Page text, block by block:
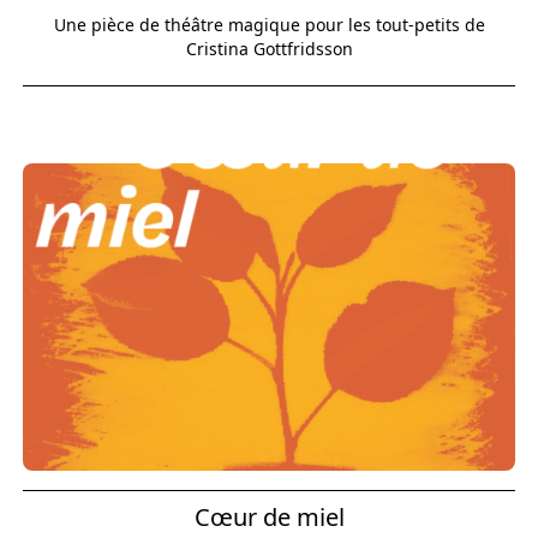
Une pièce de théâtre magique pour les tout-petits de
Cristina Gottfridsson
Cœur de miel